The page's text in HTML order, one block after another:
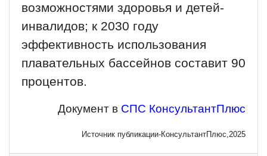
возможностями здоровья и детей-
инвалидов; к 2030 году
эффективность использования
плавательных бассейнов составит 90
процентов.
Документ в СПС КонсультантПлюс
Источник публикации-КонсультантПлюс,2025